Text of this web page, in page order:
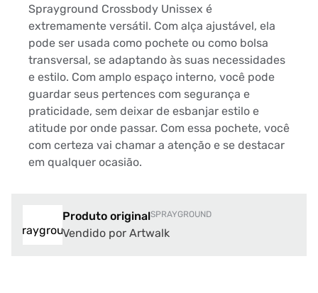
Sprayground Crossbody Unissex é
extremamente versátil. Com alça ajustável, ela
pode ser usada como pochete ou como bolsa
transversal, se adaptando às suas necessidades
e estilo. Com amplo espaço interno, você pode
guardar seus pertences com segurança e
praticidade, sem deixar de esbanjar estilo e
atitude por onde passar. Com essa pochete, você
com certeza vai chamar a atenção e se destacar
em qualquer ocasião.
Produto originalSPRAYGROUND
Vendido por Artwalk